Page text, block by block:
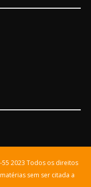
55 2023 Todos os direitos
sem ser citada a